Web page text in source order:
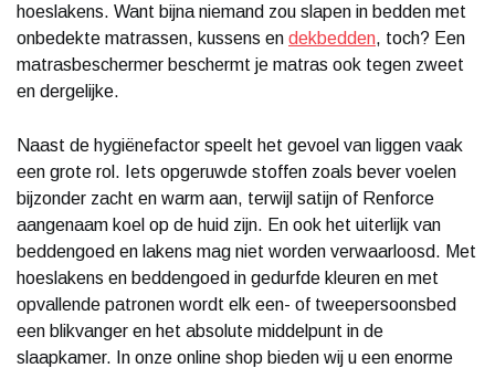
hoeslakens. Want bijna niemand zou slapen in bedden met
onbedekte matrassen, kussens en dekbedden, toch? Een
matrasbeschermer beschermt je matras ook tegen zweet
en dergelijke.
Naast de hygiënefactor speelt het gevoel van liggen vaak
een grote rol. Iets opgeruwde stoffen zoals bever voelen
bijzonder zacht en warm aan, terwijl satijn of Renforce
aangenaam koel op de huid zijn. En ook het uiterlijk van
beddengoed en lakens mag niet worden verwaarloosd. Met
hoeslakens en beddengoed in gedurfde kleuren en met
opvallende patronen wordt elk een- of tweepersoonsbed
een blikvanger en het absolute middelpunt in de
slaapkamer. In onze online shop bieden wij u een enorme